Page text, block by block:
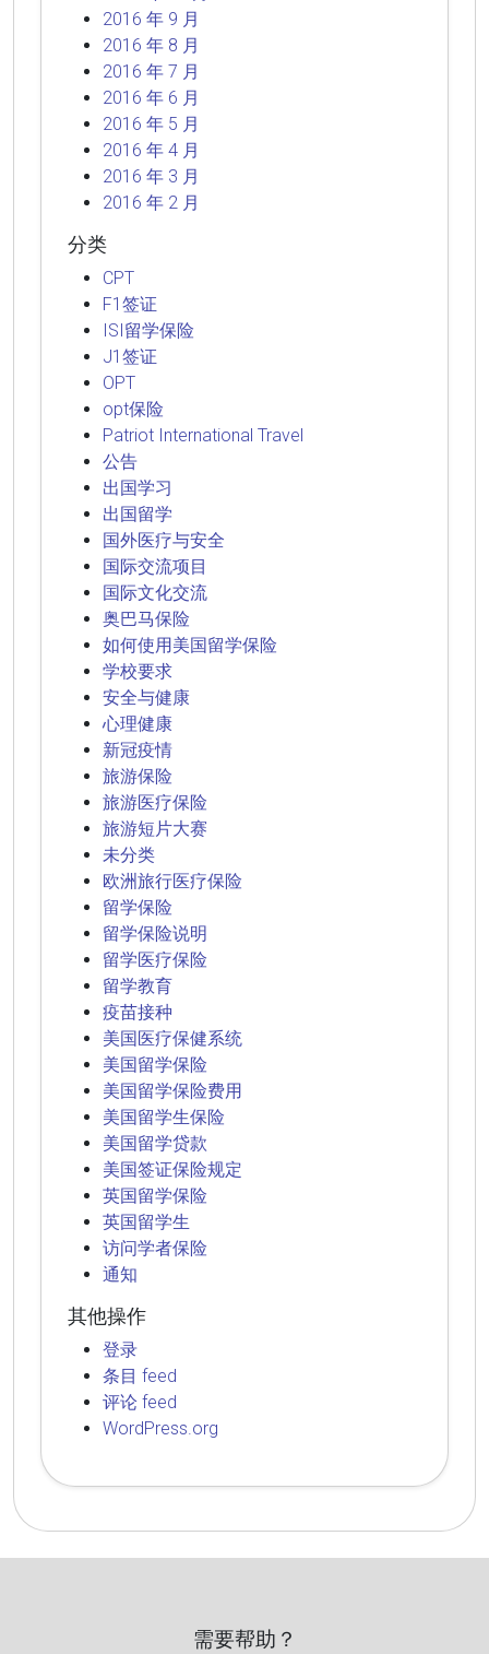
2016 年 9 月
2016 年 8 月
2016 年 7 月
2016 年 6 月
2016 年 5 月
2016 年 4 月
2016 年 3 月
2016 年 2 月
分类
CPT
F1签证
ISI留学保险
J1签证
OPT
opt保险
Patriot International Travel
公告
出国学习
出国留学
国外医疗与安全
国际交流项目
国际文化交流
奥巴马保险
如何使用美国留学保险
学校要求
安全与健康
心理健康
新冠疫情
旅游保险
旅游医疗保险
旅游短片大赛
未分类
欧洲旅行医疗保险
留学保险
留学保险说明
留学医疗保险
留学教育
疫苗接种
美国医疗保健系统
美国留学保险
美国留学保险费用
美国留学生保险
美国留学贷款
美国签证保险规定
英国留学保险
英国留学生
访问学者保险
通知
其他操作
登录
条目 feed
评论 feed
WordPress.org
需要帮助？